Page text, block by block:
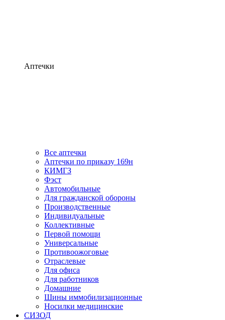
Аптечки
Все аптечки
Аптечки по приказу 169н
КИМГЗ
Фэст
Автомобильные
Для гражданской обороны
Производственные
Индивидуальные
Коллективные
Первой помощи
Универсальные
Противоожоговые
Отраслевые
Для офиса
Для работников
Домашние
Шины иммобилизационные
Носилки медицинские
СИЗОД